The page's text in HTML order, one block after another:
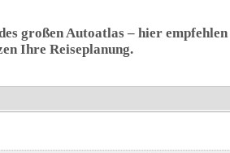
großen Autoatlas – hier empfehlen
Ihre Reiseplanung.